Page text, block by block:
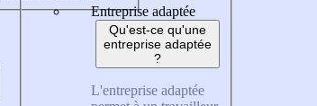
Entreprise adaptée
Qu'est-ce qu'une
entreprise adaptée
?
L'entreprise adaptée